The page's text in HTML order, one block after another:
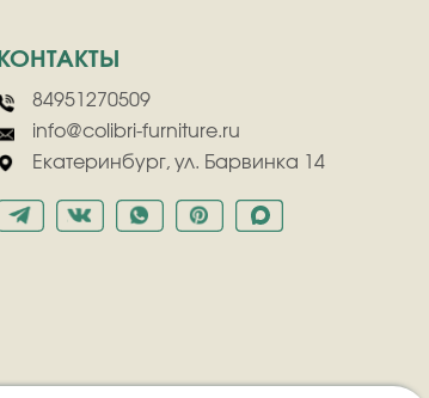
КОНТАКТЫ
84951270509
info@colibri-furniture.ru
Екатеринбург, ул. Барвинка 14